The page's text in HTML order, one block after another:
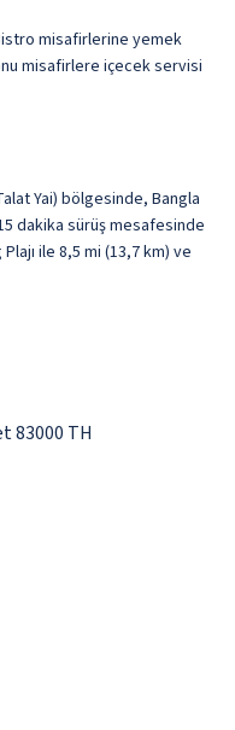
misafirlerine yemek
misafirlere içecek servisi
Yai) bölgesinde, Bangla
dakika sürüş mesafesinde
ile 8,5 mi (13,7 km) ve
83000 TH